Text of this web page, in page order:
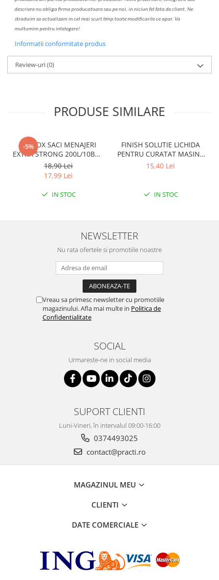
descriere nu obliga firma producatoare sau pe noi, in niciun fel fata de client. Ne
straduim sa actualizam in cel mai scurt timp toate modificarile ce apar. Va
multumim pentru intelegere!
Informatii conformitate produs
Review-uri(0)
PRODUSE SIMILARE
-5%
CLINOX SACI MENAJERI
EXTRA STRONG 200L/10BUC
LDPE NEGRI (90*122CM)
ETICHETA MOV
18,90 Lei
17,99 Lei
IN STOC
FINISH SOLUTIE LICHIDA
PENTRU CURATAT MASINA
DE SPALAT VASE 250ML
15,40 Lei
IN STOC
NEWSLETTER
Nu rata ofertele si promotiile noastre
Vreau sa primesc newsletter cu promotiile
magazinului. Afla mai multe in Politica de
Confidentialitate
SOCIAL
Urmareste-ne in social media
SUPORT CLIENTI
Luni-Vineri, în intervalul 09:00-16:00
0374493025
contact@practi.ro
MAGAZINUL MEU
CLIENTI
DATE COMERCIALE